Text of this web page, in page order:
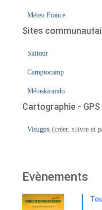
Méteo France
Sites
Skitour
Camptocamp
Métaskirando
Cartographie - GPS
Visugpx (créer, suivre et
Evènements